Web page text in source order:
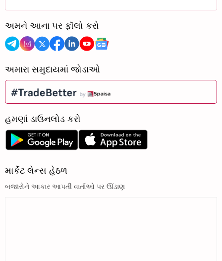
અમને આના પર ફૉલો કરો
અમારા સમુદાયમાં જોડાઓ
હમણાં ડાઉનલોડ કરો
માર્કેટ લેન્સ હેઠળ
બજારોને આકાર આપતી વાર્તાઓ પર ઊંડાણ